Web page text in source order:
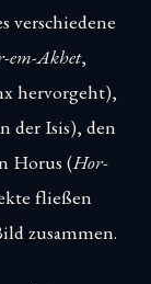
verschiedene
em-Akhet,
hervorgeht),
der Isis), den
Horus (Hor-
fließen
zusammen.